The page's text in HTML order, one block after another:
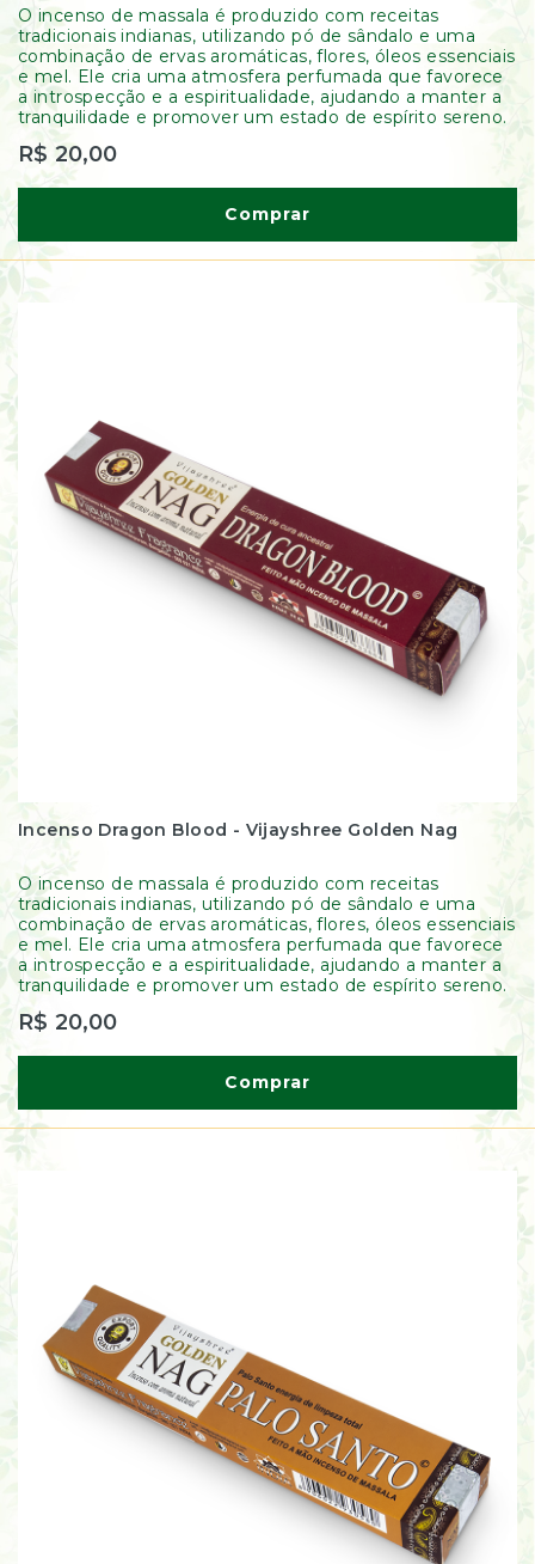
O incenso de massala é produzido com receitas
tradicionais indianas, utilizando pó de sândalo e uma
combinação de ervas aromáticas, flores, óleos essenciais
e mel. Ele cria uma atmosfera perfumada que favorece
a introspecção e a espiritualidade, ajudando a manter a
tranquilidade e promover um estado de espírito sereno.
R$ 20,00
Comprar
Incenso Dragon Blood - Vijayshree Golden Nag
O incenso de massala é produzido com receitas
tradicionais indianas, utilizando pó de sândalo e uma
combinação de ervas aromáticas, flores, óleos essenciais
e mel. Ele cria uma atmosfera perfumada que favorece
a introspecção e a espiritualidade, ajudando a manter a
tranquilidade e promover um estado de espírito sereno.
R$ 20,00
Comprar